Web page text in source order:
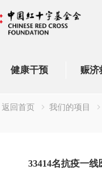
健康干预 赈济
返回首页 我们的项目
33414名抗疫一